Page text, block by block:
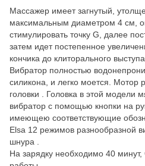
Массажер имеет загнутый,
максимальным диаметром 4 см,
стимулировать точку G, далее
затем идет постепенное
кончика до клиторального
Вибратор полностью
силикона, и легко моется. Мотор
головки . Головка в этой модели
вибратор с помощью кнопки на
имеющею соответствующие
Elsa 12 режимов разнообразной
шнура .
На зарядку необходимо 40 минут,